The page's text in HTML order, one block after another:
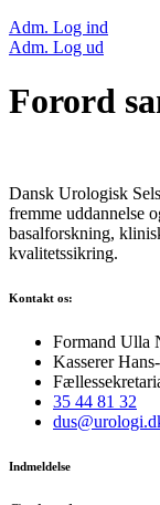
Adm. Log ind
Adm. Log ud
Forord
Dansk Urologisk
fremme uddannelse
basalforskning,
kvalitetssikring.
Kontakt os:
Formand Ulla
Kasserer
35 44 81 32
Indmeldelse